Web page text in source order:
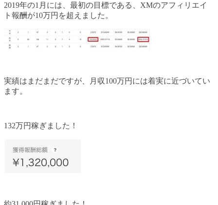
2019年の1月には、最初の目標である、XMのアフィリエイ
ト報酬が10万円を超えました。
実績はまだまだですが、月収100万円には着実に近づいてい
ます。
132万円稼ぎました！